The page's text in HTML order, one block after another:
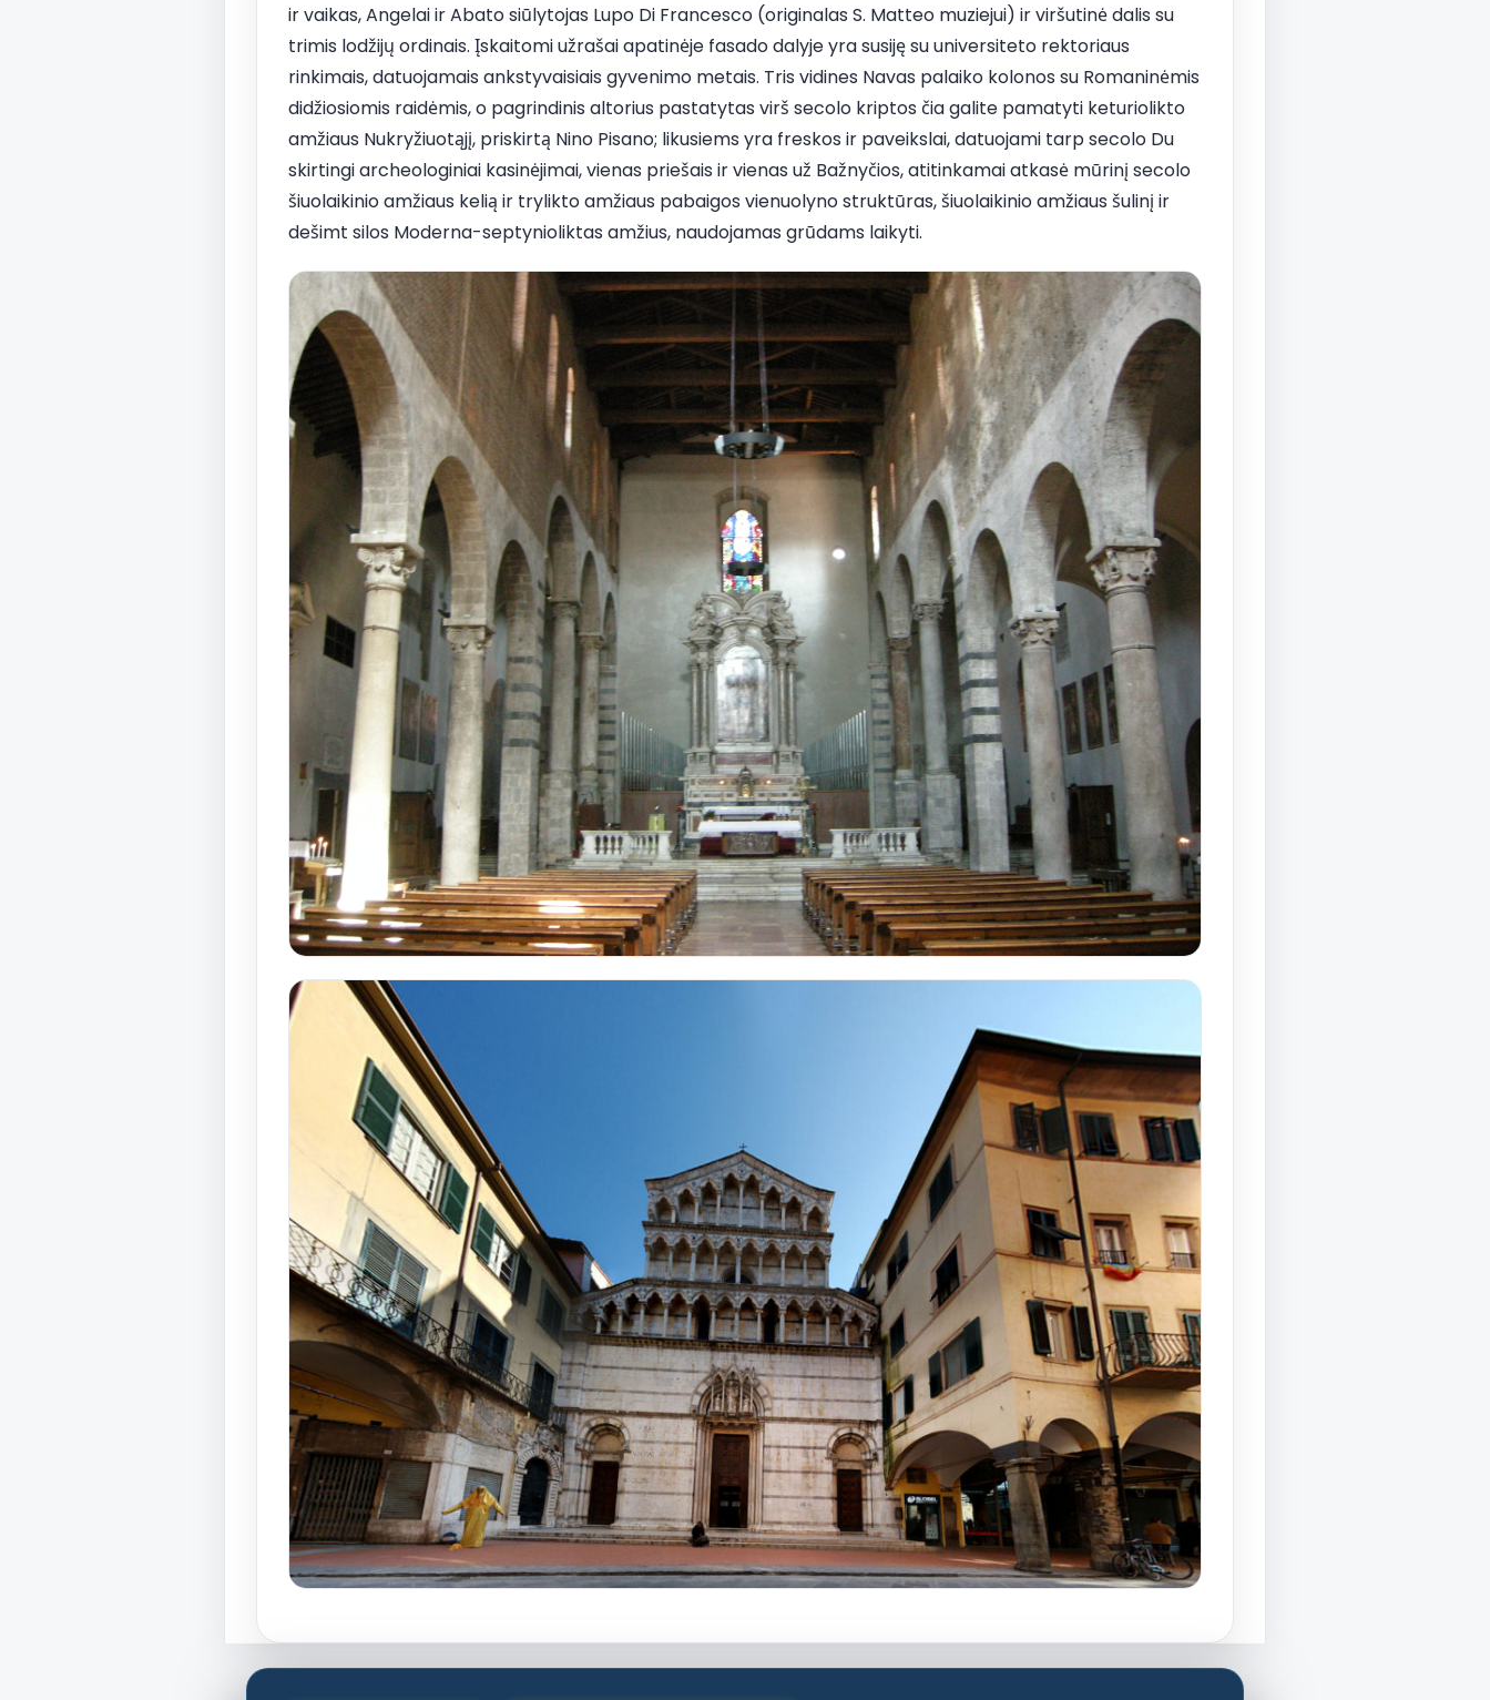
ir vaikas, Angelai ir Abato siūlytojas Lupo Di Francesco (originalas S. Matteo muziejui) ir viršutinė dalis su
trimis lodžijų ordinais. Įskaitomi užrašai apatinėje fasado dalyje yra susiję su universiteto rektoriaus
rinkimais, datuojamais ankstyvaisiais gyvenimo metais. Tris vidines Navas palaiko kolonos su Romaninėmis
didžiosiomis raidėmis, o pagrindinis altorius pastatytas virš secolo kriptos čia galite pamatyti keturiolikto
amžiaus Nukryžiuotąjį, priskirtą Nino Pisano; likusiems yra freskos ir paveikslai, datuojami tarp secolo Du
skirtingi archeologiniai kasinėjimai, vienas priešais ir vienas už Bažnyčios, atitinkamai atkasė mūrinį secolo
šiuolaikinio amžiaus kelią ir trylikto amžiaus pabaigos vienuolyno struktūras, šiuolaikinio amžiaus šulinį ir
dešimt silos Moderna-septynioliktas amžius, naudojamas grūdams laikyti.